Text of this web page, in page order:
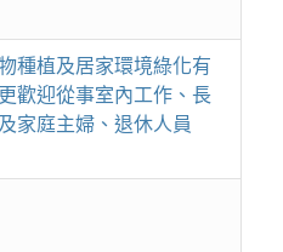
種植及居家環境綠化有
歡迎從事室內工作、長
家庭主婦、退休人員